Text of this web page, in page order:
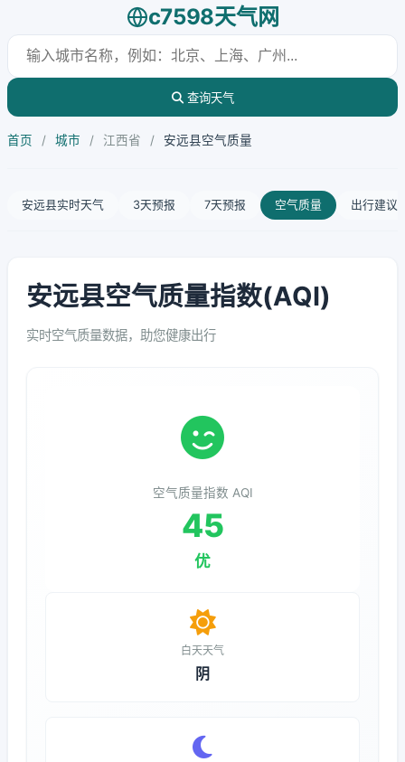
c7598天气网
查询天气
首页 / 城市 / 江西省 / 安远县空气质量
安远县实时天气 3天预报 7天预报 空气质量 出行建议
安远县空气质量指数(AQI)
实时空气质量数据，助您健康出行
空气质量指数 AQI
45
优
白天天气
阴